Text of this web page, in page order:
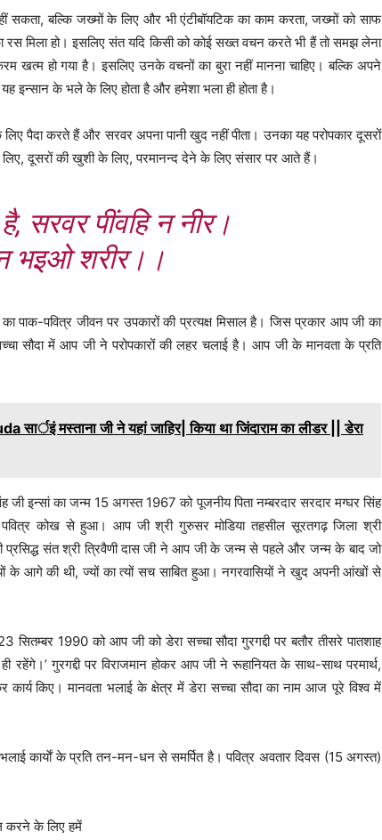
सकता, बल्कि जख्मों के लिए और भी एंटीबॉयटिक का काम करता, जख्मों को साफ
मिला हो। इसलिए संत यदि किसी को कोई सख्त वचन करते भी हैं तो समझ लेना
खत्म हो गया है। इसलिए उनके वचनों का बुरा नहीं मानना चाहिए। बल्कि अपने
इन्सान के भले के लिए होता है और हमेशा भला ही होता है।
पैदा करते हैं और सरवर अपना पानी खुद नहीं पीता। उनका यह परोपकार दूसरों
लिए, दूसरों की खुशी के लिए, परमानन्द देने के लिए संसार पर आते हैं।
, सरवर पींवहि न नीर।
भइओ शरीर।।
पाक-पवित्र जीवन पर उपकारों की प्रत्यक्ष मिसाल है। जिस प्रकार आप जी का
सौदा में आप जी ने परोपकारों की लहर चलाई है। आप जी के मानवता के प्रति
मस्ताना जी ने यहां जाहिर| किया था जिंदाराम का लीडर || डेरा
इन्सां का जन्म 15 अगस्त 1967 को पूजनीय पिता नम्बरदार सरदार मग्घर सिंह
कोख से हुआ। आप जी श्री गुरुसर मोडिया तहसील सूरतगढ़ जिला श्री
प्रसिद्ध संत श्री त्रिवैणी दास जी ने आप जी के जन्म से पहले और जन्म के बाद जो
के आगे की थी, ज्यों का त्यों सच साबित हुआ। नगरवासियों ने खुद अपनी आंखों से
सितम्बर 1990 को आप जी को डेरा सच्चा सौदा गुरगद्दी पर बतौर तीसरे पातशाह
गुरगद्दी पर विराजमान होकर आप जी ने रूहानियत के साथ-साथ परमार्थ,
किए। मानवता भलाई के क्षेत्र में डेरा सच्चा सौदा का नाम आज पूरे विश्व में
भलाई कार्याें के प्रति तन-मन-धन से समर्पित है। पवित्र अवतार दिवस (15 अगस्त)
करने के लिए हमें